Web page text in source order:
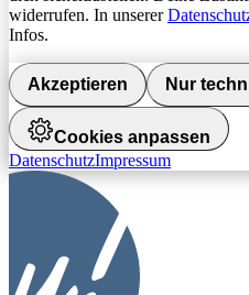
widerrufen. In unserer
Infos.
Akzeptieren Nur
Cookies anpassen
DatenschutzImpressum